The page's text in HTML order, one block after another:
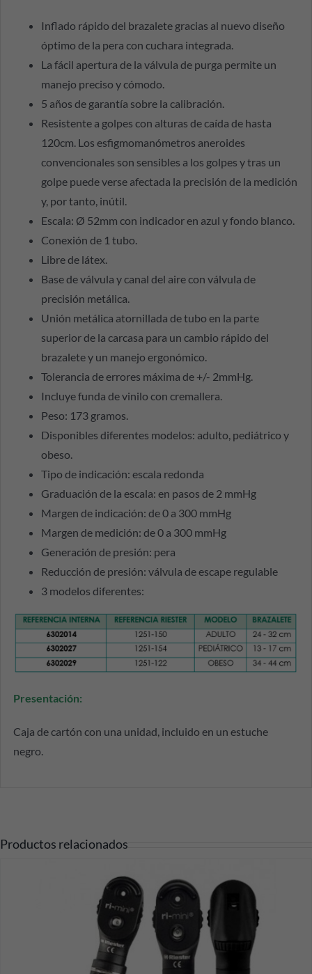
Inflado rápido del brazalete gracias al nuevo diseño
óptimo de la pera con cuchara integrada.
La fácil apertura de la válvula de purga permite un
manejo preciso y cómodo.
5 años de garantía sobre la calibración.
Resistente a golpes con alturas de caída de hasta
120cm. Los esfigmomanómetros aneroides
convencionales son sensibles a los golpes y tras un
golpe puede verse afectada la precisión de la medición
y, por tanto, inútil.
Escala: Ø 52mm con indicador en azul y fondo blanco.
Conexión de 1 tubo.
Libre de látex.
Base de válvula y canal del aire con válvula de
precisión metálica.
Unión metálica atornillada de tubo en la parte
superior de la carcasa para un cambio rápido del
brazalete y un manejo ergonómico.
Tolerancia de errores máxima de +/- 2mmHg.
Incluye funda de vinilo con cremallera.
Peso: 173 gramos.
Disponibles diferentes modelos: adulto, pediátrico y
obeso.
Tipo de indicación: escala redonda
Graduación de la escala: en pasos de 2 mmHg
Margen de indicación: de 0 a 300 mmHg
Margen de medición: de 0 a 300 mmHg
Generación de presión: pera
Reducción de presión: válvula de escape regulable
3 modelos diferentes:
Presentación:
Caja de cartón con una unidad, incluido en un estuche
negro.
Productos relacionados